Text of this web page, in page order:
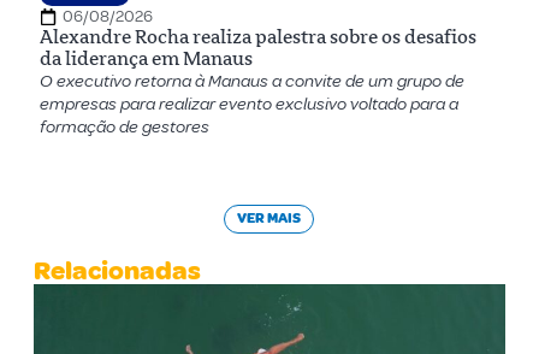
06/08/2026
Alexandre Rocha realiza palestra sobre os desafios
da liderança em Manaus
O executivo retorna à Manaus a convite de um grupo de
empresas para realizar evento exclusivo voltado para a
formação de gestores
VER MAIS
Relacionadas